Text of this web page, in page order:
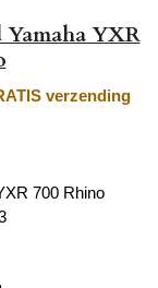
Yamaha YXR
verzending
700 Rhino